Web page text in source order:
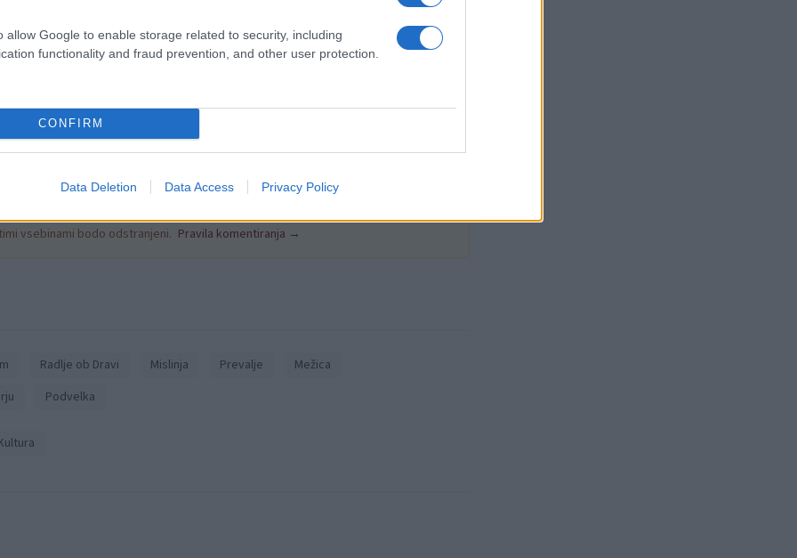
allow Google to enable storage related to security, including
functionality and fraud prevention, and other user protection.
CONFIRM
Data Deletion Data Access Privacy Policy
tržnici. [gallery link="file" ids="37610,37609,37608,37607,37606"]
Foto: Jožica Jeromel, predsednica DK Mislinjska dolina
kazensko odgovoren za javno spodbujanje sovraštva, nasilja ali nestrpnosti.
vsebinami bodo odstranjeni. Pravila komentiranja →
Radlje ob Dravi Mislinja Prevalje
Mežica
Podvelka